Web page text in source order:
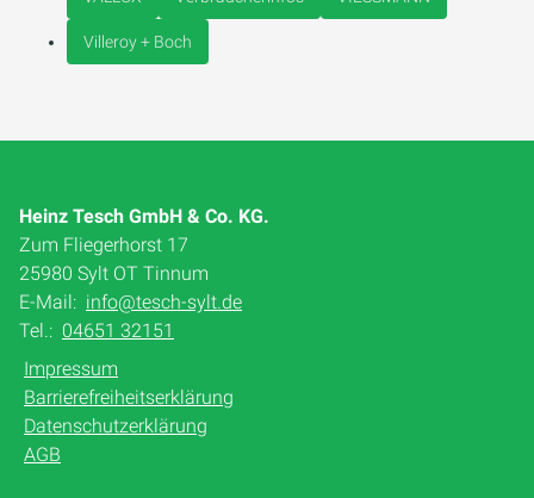
Villeroy + Boch
Heinz Tesch GmbH & Co. KG.
Zum Fliegerhorst 17
25980 Sylt OT Tinnum
E-Mail: info@tesch-sylt.de
Tel.: 04651 32151
Impressum
Barrierefreiheitserklärung
Datenschutzerklärung
AGB